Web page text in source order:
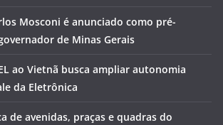
Mosconi é anunciado como pré-
de Minas Gerais
ao Vietnã busca ampliar autonomia
da Eletrônica
de avenidas, praças e quadras do